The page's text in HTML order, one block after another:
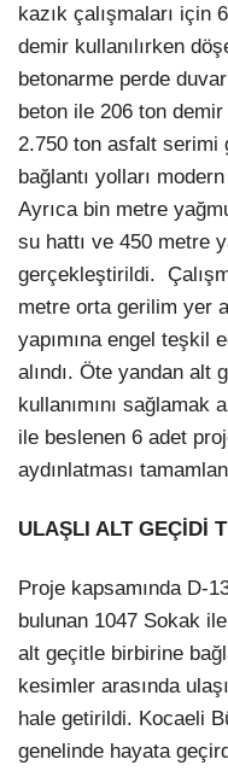
kazık çalışmaları için
demir kullanılırken
betonarme perde
beton ile 206 ton demir
2.750 ton asfalt
bağlantı yolları
Ayrıca bin metre
su hattı ve 450 metre
gerçekleştirildi.
metre orta gerilim yer
yapımına engel teşkil
alındı. Öte yandan alt
kullanımını sağlamak
ile beslenen 6 adet
aydınlatması
ULAŞLI ALT GEÇİDİ
Proje kapsamında D-
bulunan 1047 Sokak
alt geçitle birbirine
kesimler arasında
hale getirildi. Kocaeli
genelinde hayata